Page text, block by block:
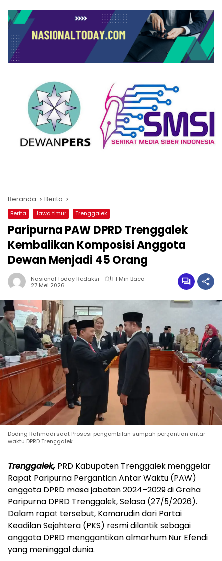
Beranda Berita
Berita Jawa timur Trenggalek
Paripurna PAW DPRD Trenggalek
Kembalikan Komposisi Anggota
Dewan Menjadi 45 Orang
Nasional Today Redaksi
1 Min Baca
27 Mei 2026
Doding Rahmadi saat Prosesi pengambilan sumpah pergantian antar
waktu DPRD Trenggalek
Trenggalek, PRD Kabupaten Trenggalek menggelar
Rapat Paripurna Pergantian Antar Waktu (PAW)
anggota DPRD masa jabatan 2024–2029 di Graha
Paripurna DPRD Trenggalek, Selasa (27/5/2026).
Dalam rapat tersebut, Komarudin dari Partai
Keadilan Sejahtera (PKS) resmi dilantik sebagai
anggota DPRD menggantikan almarhum Nur Efendi
yang meninggal dunia.